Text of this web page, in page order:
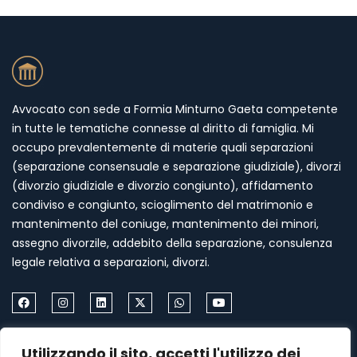
Avvocato con sede a Formia Minturno Gaeta competente
in tutte le tematiche connesse al diritto di famiglia. Mi
occupo prevalentemente di materie quali separazioni
(separazione consensuale e separazione giudiziale), divorzi
(divorzio giudiziale e divorzio congiunto), affidamento
condiviso e congiunto, scioglimento del matrimonio e
mantenimento del coniuge, mantenimento dei minori,
assegno divorzile, addebito della separazione, consulenza
legale relativa a separazioni, divorzi.
Come Contattarmi